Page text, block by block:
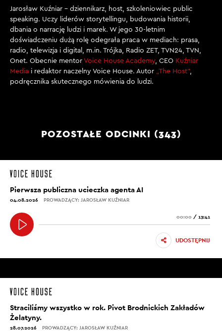
Jarosław Kuźniar – dziennikarz, host, szkoleniowiec public
speaking. Uczy liderów storytellingu, budowania historii,
dbania o narrację ludzi i marek. W jego 30-letnim
doświadczeniu dużą rolę odegrała praca w mediach: prasa,
radio, telewizja i digital, m.in. Trójka, Radio ZET, TVN24, TVN,
Onet. Obecnie mentor Voice House Academy , CEO Kuźniar
Media i redaktor naczelny Voice House. Autor „The Host”,
podręcznika skutecznego mówienia do ludzi.
POZOSTAŁE ODCINKI (343)
Pierwsza publiczna ucieczka agenta AI
04.08.2026 PROWADZĄCY: JAROSŁAW KUŹNIAR
00:00 / 13:41
UDOSTĘPNIJ
Straciliśmy wszystko w rok. Pivot Brodnickich Zakładów
Żelatyny.
28.07.2026 PROWADZĄCY: JAROSŁAW KUŹNIAR